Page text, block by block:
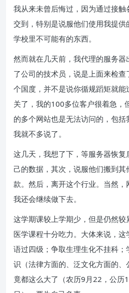
我从来未曾后悔过，因为通过接
交到，特别是说服他们使用我提
学校里不可能有的东西。
然而就在几天前， 我代理的服务器
了公司的技术员，说是上面来检
个国度，并不是说你循规蹈矩就
关了，我的100多位客户很着急，
的多个网站也是无法访问的，包
我就不多说了。
这几天，我想了下，等服务器恢复
己的数据，其次，说服他们搬到
款。然后，离开这个行业。当然，
我还会继续做下去。
这学期课较上学期少，但是仍然
医学课程十分吃力。大体来说，
语过四级；争取生理生化不挂科
识（法律方面的、泛文化方面的
竟都这么大了（农历9月22，公历